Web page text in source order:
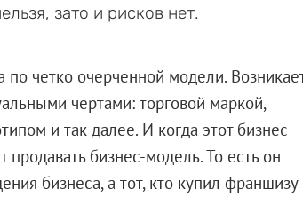
зато и рисков нет.
четко очерченной модели.
чертами: торговой маркой,
и так далее. И когда этот бизнес
бизнес-модель. То есть он
бизнеса, а тот, кто купил франшизу